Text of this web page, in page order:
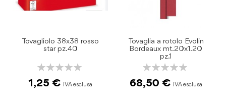
Tovagliolo 38x38 rosso
star pz.40
Rating:
1,25 €
Tovaglia a rotolo Evolin
Bordeaux mt.20x1.20
pz.1
Rating:
68,50 €